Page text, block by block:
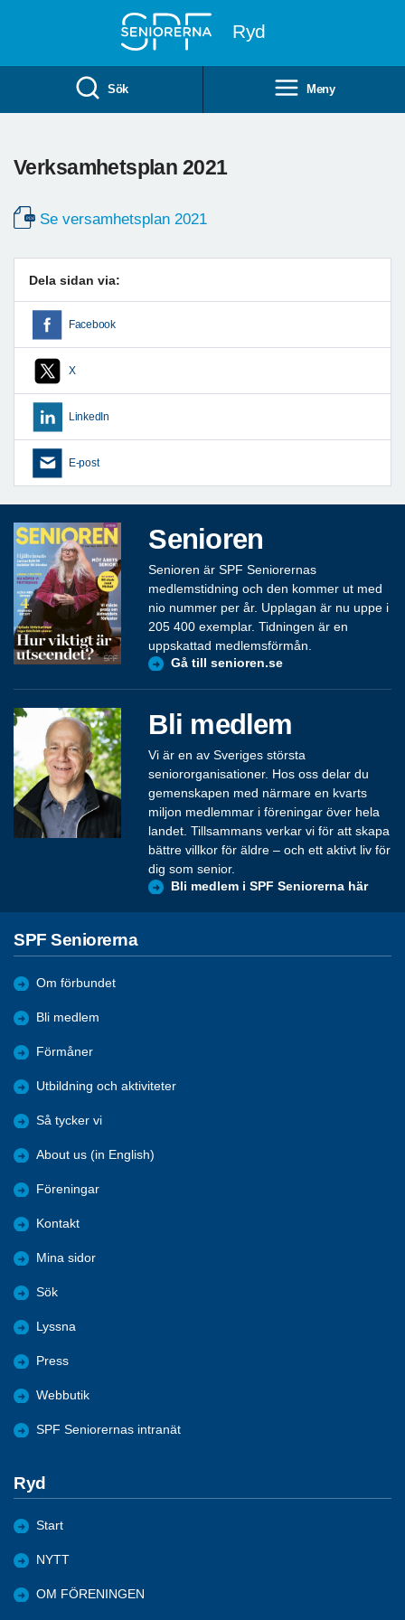
Ryd
Sök Meny
Verksamhetsplan 2021
Se versamhetsplan 2021
Dela sidan via:
Facebook
X
LinkedIn
E-post
Senioren
Senioren är SPF Seniorernas
medlemstidning och den kommer ut med
nio nummer per år. Upplagan är nu uppe i
205 400 exemplar. Tidningen är en
uppskattad medlemsförmån.
Gå till senioren.se
Bli medlem
Vi är en av Sveriges största
seniororganisationer. Hos oss delar du
gemenskapen med närmare en kvarts
miljon medlemmar i föreningar över hela
landet. Tillsammans verkar vi för att skapa
bättre villkor för äldre – och ett aktivt liv för
dig som senior.
Bli medlem i SPF Seniorerna här
SPF Seniorerna
Om förbundet
Bli medlem
Förmåner
Utbildning och aktiviteter
Så tycker vi
About us (in English)
Föreningar
Kontakt
Mina sidor
Sök
Lyssna
Press
Webbutik
SPF Seniorernas intranät
Ryd
Start
NYTT
OM FÖRENINGEN